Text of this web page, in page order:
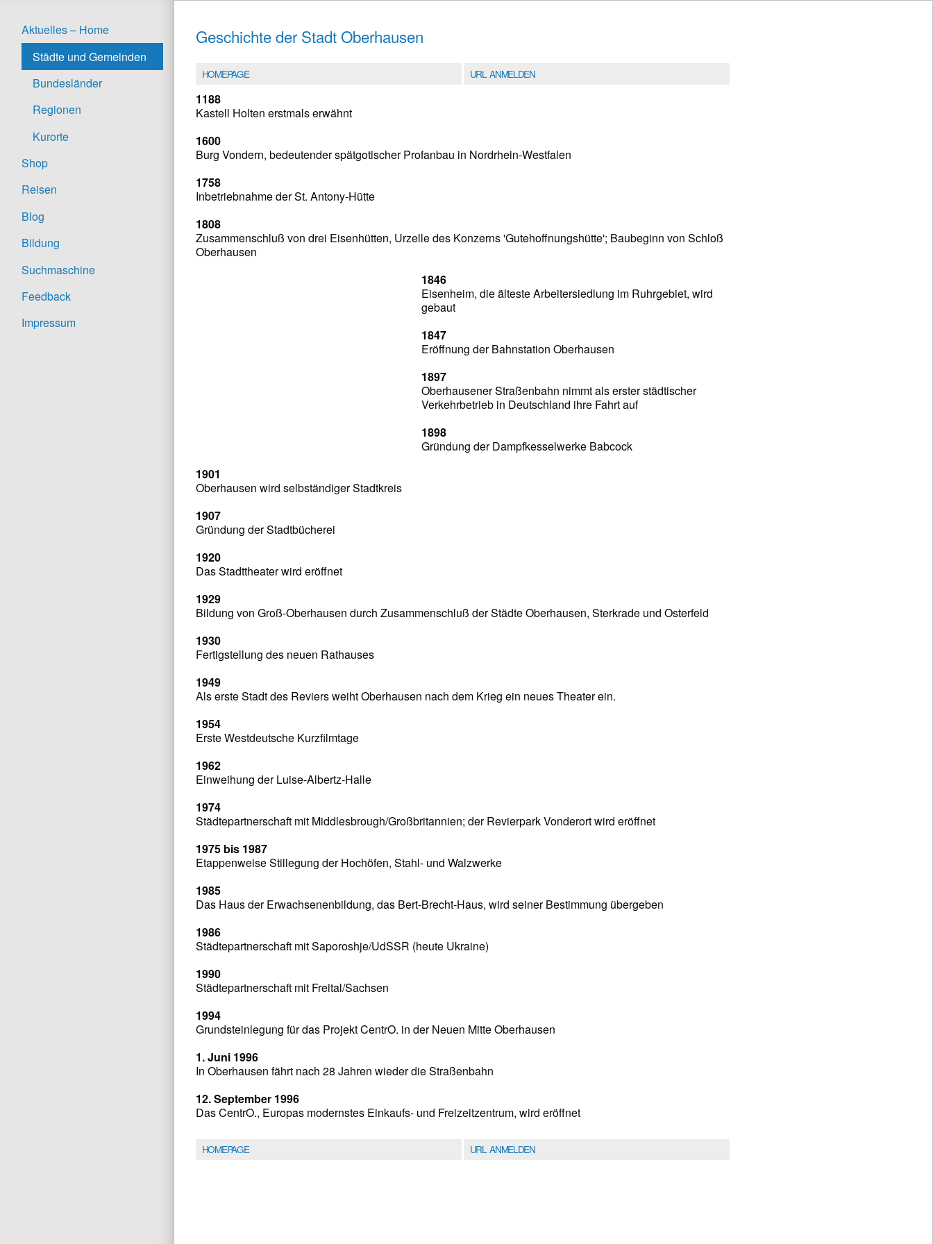
Aktuelles – Home
Städte und Gemeinden
Bundesländer
Regionen
Kurorte
Shop
Reisen
Blog
Bildung
Suchmaschine
Feedback
Impressum
Geschichte der Stadt Oberhausen
HOMEPAGE URL ANMELDEN
1188
Kastell Holten erstmals erwähnt
1600
Burg Vondern, bedeutender spätgotischer Profanbau in Nordrhein-Westfalen
1758
Inbetriebnahme der St. Antony-Hütte
1808
Zusammenschluß von drei Eisenhütten, Urzelle des Konzerns 'Gutehoffnungshütte'; Baubeginn von Schloß
Oberhausen
1846
Eisenheim, die älteste Arbeitersiedlung im Ruhrgebiet, wird
gebaut
1847
Eröffnung der Bahnstation Oberhausen
1897
Oberhausener Straßenbahn nimmt als erster städtischer
Verkehrbetrieb in Deutschland ihre Fahrt auf
1898
Gründung der Dampfkesselwerke Babcock
1901
Oberhausen wird selbständiger Stadtkreis
1907
Gründung der Stadtbücherei
1920
Das Stadttheater wird eröffnet
1929
Bildung von Groß-Oberhausen durch Zusammenschluß der Städte Oberhausen, Sterkrade und Osterfeld
1930
Fertigstellung des neuen Rathauses
1949
Als erste Stadt des Reviers weiht Oberhausen nach dem Krieg ein neues Theater ein.
1954
Erste Westdeutsche Kurzfilmtage
1962
Einweihung der Luise-Albertz-Halle
1974
Städtepartnerschaft mit Middlesbrough/Großbritannien; der Revierpark Vonderort wird eröffnet
1975 bis 1987
Etappenweise Stillegung der Hochöfen, Stahl- und Walzwerke
1985
Das Haus der Erwachsenenbildung, das Bert-Brecht-Haus, wird seiner Bestimmung übergeben
1986
Städtepartnerschaft mit Saporoshje/UdSSR (heute Ukraine)
1990
Städtepartnerschaft mit Freital/Sachsen
1994
Grundsteinlegung für das Projekt CentrO. in der Neuen Mitte Oberhausen
1. Juni 1996
In Oberhausen fährt nach 28 Jahren wieder die Straßenbahn
12. September 1996
Das CentrO., Europas modernstes Einkaufs- und Freizeitzentrum, wird eröffnet
HOMEPAGE URL ANMELDEN